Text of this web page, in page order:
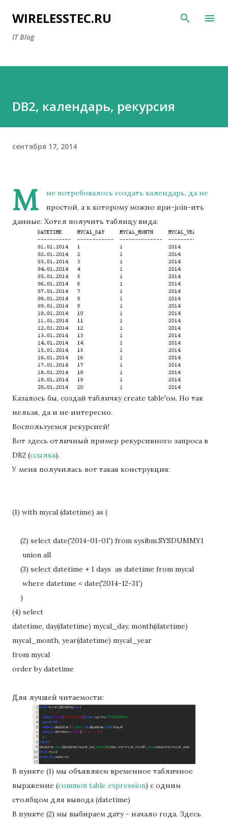
К основному контенту
WIRELESSTEC.RU
IT Blog
DB2, календарь, рекурсия
сентября 17, 2014
М
не потребовалось создать календарь, да не
простой, а к которому можно при-join-ить
данные. Хотел получить таблицу вида:
Казалось бы, создай табличку create table'ом. Но так
нельзя, да и не интересно.
Воспользуемся рекурсией!
Вот здесь отличный пример рекурсивного запроса в
DB2 (ссылка).
У меня получилась вот такая конструкция:
(1) with mycal (datetime) as (
(2) select date('2014-01-01') from sysibm.SYSDUMMY1
union all
(3) select datetime + 1 days as datetime from mycal
where datetime < date('2014-12-31')
)
(4) select
datetime, day(datetime) mycal_day, month(datetime)
mycal_month, year(datetime) mycal_year
from mycal
order by datetime
Для лучшей читаемости:
В пункте (1) мы объявляем временное табличное
выражение (common table expression) с одним
столбцом для вывода (datetime)
В пункте (2) мы выбираем дату - начало года. Здесь